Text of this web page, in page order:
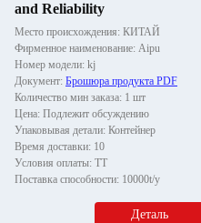
and Reliability
Место происхождения: КИТАЙ
Фирменное наименование: Aipu
Номер модели: kj
Документ: Брошюра продукта PDF
Количество мин заказа: 1 шт
Цена: Подлежит обсуждению
Упаковывая детали: Контейнер
Время доставки: 10
Условия оплаты: ТТ
Поставка способности: 10000t/y
Деталь